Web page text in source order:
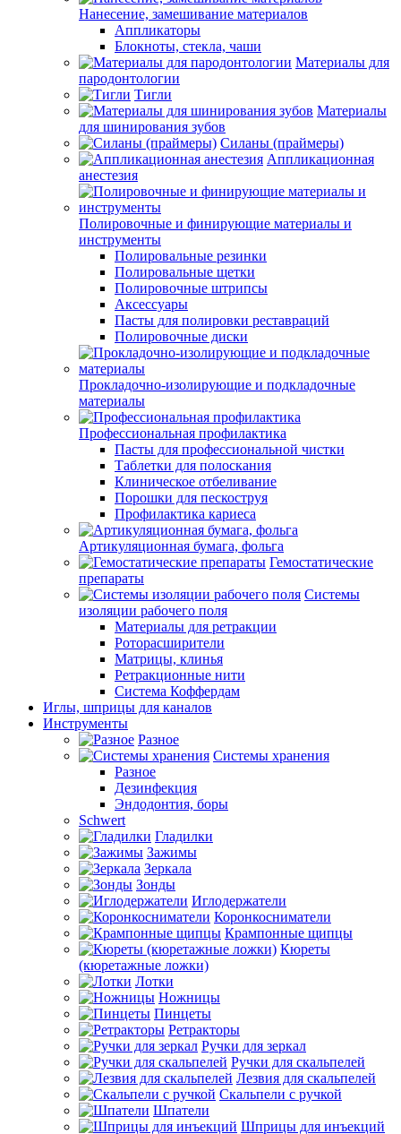
Нанесение, замешивание материалов
Аппликаторы
Блокноты, стекла, чаши
Материалы для
пародонтологии
Тигли
Материалы
для шинирования зубов
Силаны (праймеры)
Аппликационная
анестезия
Полировочные и финирующие материалы и
инструменты
Полировальные резинки
Полировальные щетки
Полировочные штрипсы
Аксессуары
Пасты для полировки реставраций
Полировочные диски
Прокладочно-изолирующие и подкладочные
материалы
Профессиональная профилактика
Пасты для профессиональной чистки
Таблетки для полоскания
Клиническое отбеливание
Порошки для пескоструя
Профилактика кариеса
Артикуляционная бумага, фольга
Гемостатические
препараты
Системы
изоляции рабочего поля
Материалы для ретракции
Роторасширители
Матрицы, клинья
Ретракционные нити
Система Коффердам
Иглы, шприцы для каналов
Инструменты
Разное
Системы хранения
Разное
Дезинфекция
Эндодонтия, боры
Schwert
Гладилки
Зажимы
Зеркала
Зонды
Иглодержатели
Коронкосниматели
Крампонные щипцы
Кюреты
(кюретажные ложки)
Лотки
Ножницы
Пинцеты
Ретракторы
Ручки для зеркал
Ручки для скальпелей
Лезвия для скальпелей
Скальпели с ручкой
Шпатели
Шприцы для инъекций